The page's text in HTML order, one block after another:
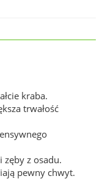
kraba.
trwałość
zęby z osadu.
pewny chwyt.